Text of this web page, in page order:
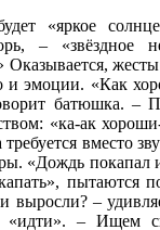
«яркое
– «звёздное
и эмоции. «Как
батюшка. –
«ка-ак
вместо
«Дождь
пытаются
выросли? –
«идти». – Ищем